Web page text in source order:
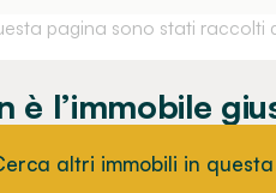
pagina sono stati raccolti
è l’immobile
altri immobili in